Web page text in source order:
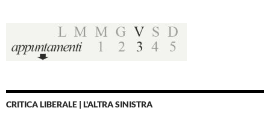
CRITICA LIBERALE | L'ALTRA SINISTRA